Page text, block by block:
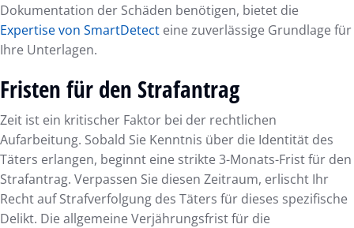
Dokumentation der Schäden benötigen, bietet die
Expertise von SmartDetect eine zuverlässige Grundlage für
Ihre Unterlagen.
Fristen für den Strafantrag
Zeit ist ein kritischer Faktor bei der rechtlichen
Aufarbeitung. Sobald Sie Kenntnis über die Identität des
Täters erlangen, beginnt eine strikte 3-Monats-Frist für den
Strafantrag. Verpassen Sie diesen Zeitraum, erlischt Ihr
Recht auf Strafverfolgung des Täters für dieses spezifische
Delikt. Die allgemeine Verjährungsfrist für die